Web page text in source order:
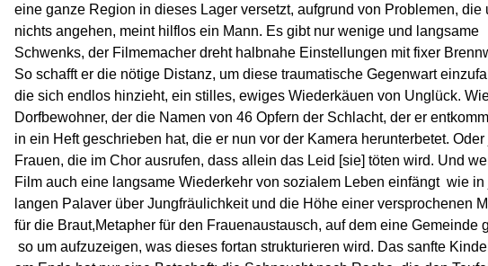
eine ganze Region in dieses Lager versetzt, aufgrund von Problemen, die
nichts angehen, meint hilflos ein Mann. Es gibt nur wenige und langsame
Schwenks, der Filmemacher dreht halbnahe Einstellungen mit fixer
So schafft er die nötige Distanz, um diese traumatische Gegenwart
die sich endlos hinzieht, ein stilles, ewiges Wiederkäuen von Unglück.
Dorfbewohner, der die Namen von 46 Opfern der Schlacht, der er
in ein Heft geschrieben hat, die er nun vor der Kamera herunterbetet. Oder
Frauen, die im Chor ausrufen, dass allein das Leid [sie] töten wird. Und
Film auch eine langsame Wiederkehr von sozialem Leben einfängt  wie
langen Palaver über Jungfräulichkeit und die Höhe einer versprochenen
für die Braut,Metapher für den Frauenaustausch, auf dem eine Gemeinde
 so um aufzuzeigen, was dieses fortan strukturieren wird. Das sanfte